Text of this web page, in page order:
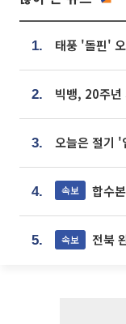
1.
2.
3. 오늘은 절기
4. 속보 합수본, '
5. 속보 전북